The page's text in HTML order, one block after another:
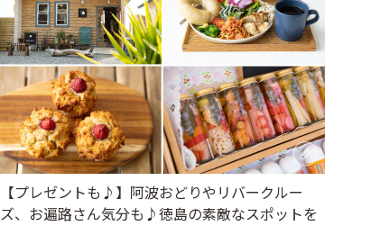
【プレゼントも♪】阿波おどりやリバークルー
ズ、お遍路さん気分も♪徳島の素敵なスポットを